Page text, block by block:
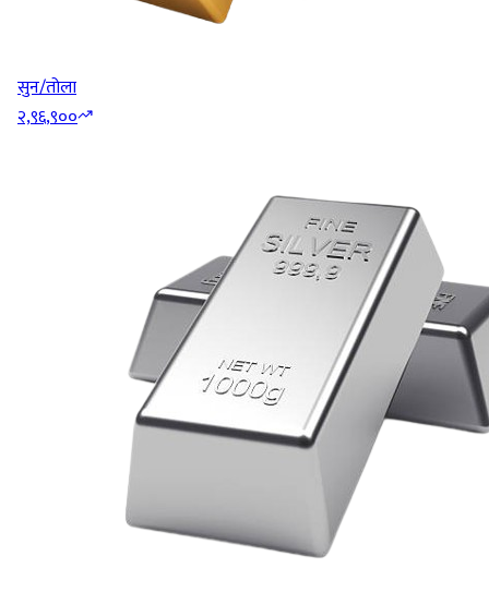
सुन/तोला
२,९६,९००